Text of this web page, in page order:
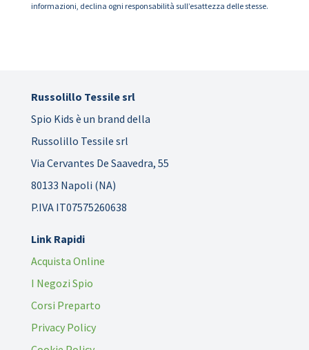
informazioni, declina ogni responsabilità sull’esattezza delle stesse.
Russolillo Tessile srl
Spio Kids è un brand della
Russolillo Tessile srl
Via Cervantes De Saavedra, 55
80133 Napoli (NA)
P.IVA IT07575260638
Link Rapidi
Acquista Online
I Negozi Spio
Corsi Preparto
Privacy Policy